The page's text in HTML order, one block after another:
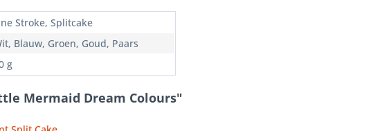
Stroke, Splitcake
Blauw, Groen, Goud, Paars
g
Mermaid Dream Colours"